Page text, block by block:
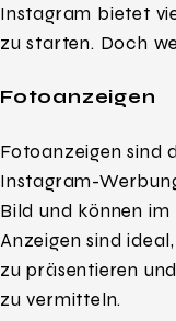
Instagram bietet
zu starten. Doch
Fotoanzeigen
Fotoanzeigen sind
Instagram-
Bild und können im
Anzeigen sind
zu präsentieren
zu vermitteln.